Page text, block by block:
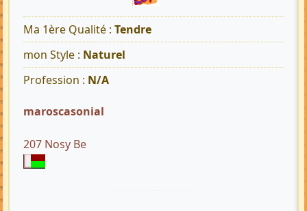
Ma 1ère Qualité : Tendre
mon Style : Naturel
Profession : N/A
maroscasonial
207 Nosy Be